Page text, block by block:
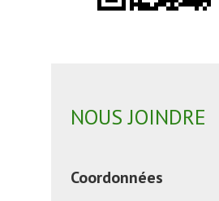
NOUS JOINDRE
Coordonnées